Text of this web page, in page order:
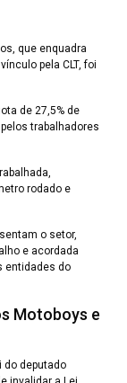
que enquadra
pela CLT, foi
de 27,5% de
trabalhadores
rodado e
o setor,
e acordada
entidades do
Motoboys e
do deputado